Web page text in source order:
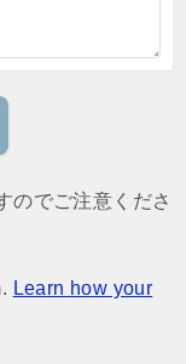
のでご注意くださ
Learn how your